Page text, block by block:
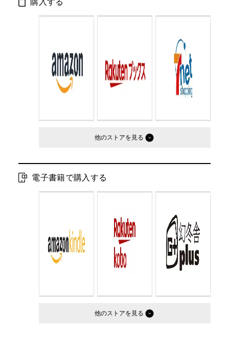
ページ数：
判型： B5判
他のストア
電子書籍で購入する
他のストア